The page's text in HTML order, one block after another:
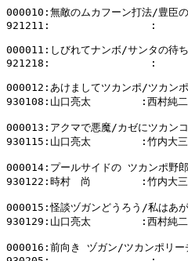
000010:無敵のムカフーン打法/豊臣
921211:                :
000011:しびれてナンボ/サンタの待
921218:                :
000012:あけましてツカンポ/ツカン
930108:山口亮太        :西村純
000013:アクマで悪魔/カゼにツカンコ
930115:山口亮太        :竹内大
000014:プールサイドの ツカンポ野
930122:時村　尚        :竹内大
000015:怪談ヅガンどうろう/私はあ
930129:山口亮太        :西村
000016:前向き ヅガン/ツカンポリー